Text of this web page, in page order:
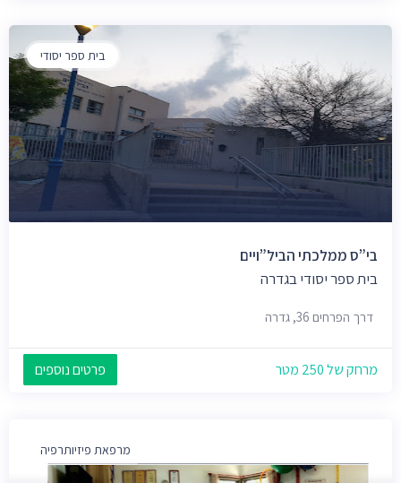
בית ספר יסודי
בי”ס ממלכתי הביל”ויים
בית ספר יסודי בגדרה
דרך הפרחים 36, גדרה
מרחק של 250 מטר פרטים נוספים
מרפאת פיזיותרפיה